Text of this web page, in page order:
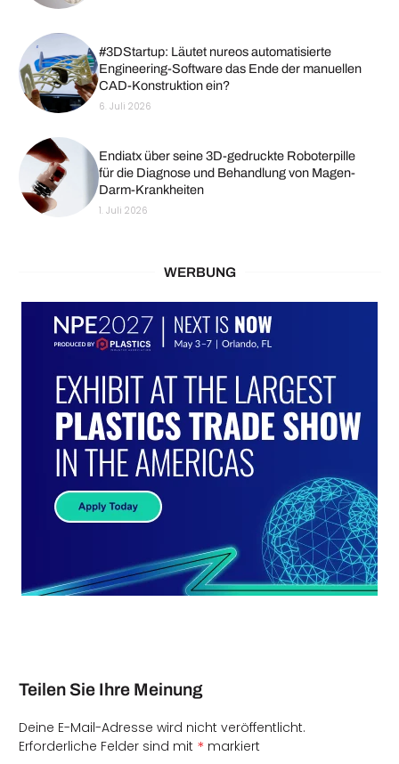
#3DStartup: Läutet nureos automatisierte
Engineering-Software das Ende der manuellen
CAD-Konstruktion ein?
6. Juli 2026
Endiatx über seine 3D-gedruckte Roboterpille
für die Diagnose und Behandlung von Magen-
Darm-Krankheiten
1. Juli 2026
WERBUNG
Teilen Sie Ihre Meinung
Deine E-Mail-Adresse wird nicht veröffentlicht.
Erforderliche Felder sind mit * markiert